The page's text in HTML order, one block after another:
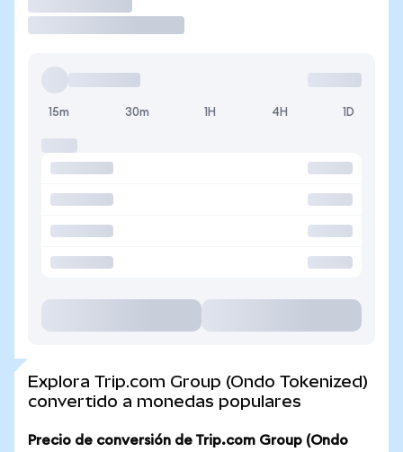
15m 30m 1H 4H 1D
Explora Trip.com Group (Ondo Tokenized)
convertido a monedas populares
Precio de conversión de Trip.com Group (Ondo